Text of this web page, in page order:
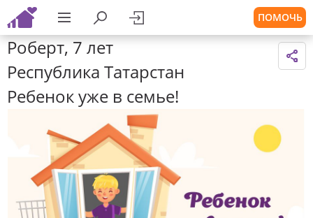
ПОМОЧЬ
Роберт, 7 лет
Республика Татарстан
Ребенок уже в семье!